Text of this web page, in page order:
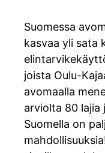
Suomessa
kasvaa yli sata
joista Oulu-
avomaalla
arviolta 80 lajia
Suomella on